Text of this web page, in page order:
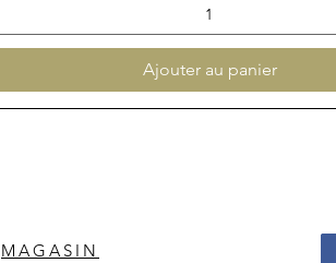
Ajouter au panier
MAGASIN